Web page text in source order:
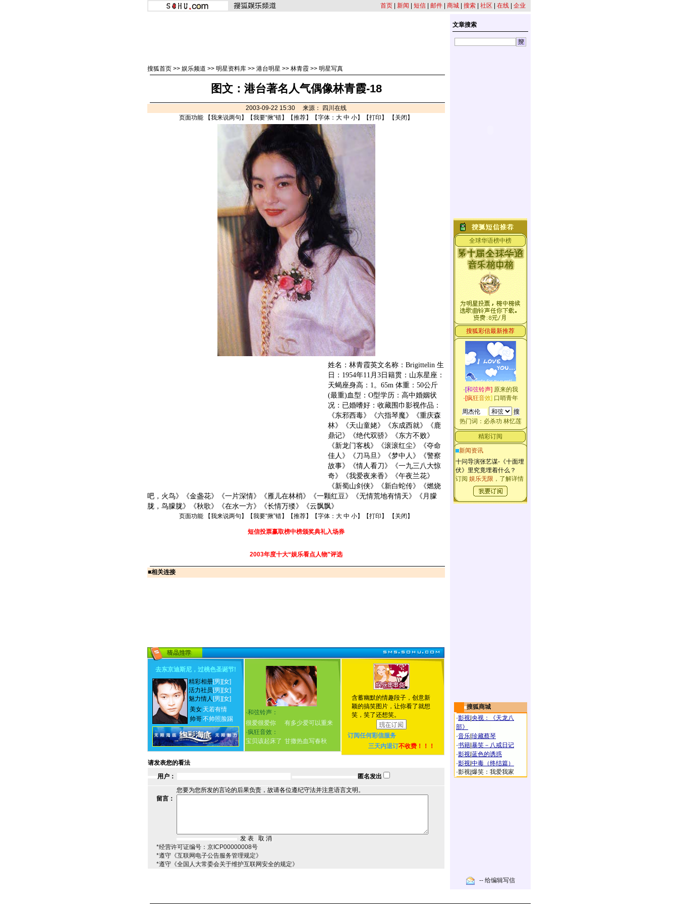
首页 新闻 短信 邮件 商城 搜索 社区 在线 企业
搜狐首页 >> 娱乐频道 >> 明星资料库 >> 港台明星 >> 林青霞 >> 明星写真
图文：港台著名人气偶像林青霞-18
2003-09-22 15:30 来源： 四川在线
页面功能 【我来说两句 】【我要“揪”错】【推荐】【字体： 大 中 小】【打印 】 【 关闭 】
姓名：林青霞英文名称：Brigittelin 生
日：1954年11月3日籍贯：山东星座：
天蝎座身高：1。65m 体重：50公斤
(最重)血型：O型学历：高中婚姻状
况：已婚嗜好：收藏围巾影视作品：
《东邪西毒》《六指琴魔》《重庆森
林》《天山童姥》《东成西就》《鹿
鼎记》《绝代双骄》《东方不败》
《新龙门客栈》《滚滚红尘》《夺命
佳人》《刀马旦》《梦中人》《警察
故事》《情人看刀》《一九三八大惊
奇》《我爱夜来香》《午夜兰花》
《新蜀山剑侠》《新白蛇传》《燃烧
吧，火鸟》《金盏花》《一片深情》《雁儿在林梢》《一颗红豆》《无情荒地有情天》《月朦
胧，鸟朦胧》《秋歌》《在水一方》《长情万缕》《云飘飘》
页面功能 【我来说两句 】【我要“揪”错】【推荐】【字体： 大 中 小】【打印 】 【 关闭 】
短信投票赢取榜中榜颁奖典礼入场券
2003年度十大“娱乐看点人物”评选
■相关连接
去东京迪斯尼，过桃色圣诞节!
精彩相册[男] [女]
活力社员 [男] [女]
魅力情人 [男] [女]
美女 天若有情
帅哥不帅照脸踢
·和弦铃声：
很爱很爱你
有多少爱可以重来
·疯狂音效：
宝贝该起床了 甘撒热血写春秋
含蓄幽默的情趣段子，创意新
颖的搞笑图片，让你看了就想
笑，笑了还想笑。
订阅任何彩信服务
三天内退订不收费！！！
请发表您的看法
用户：
匿名发出
您要为您所发的言论的后果负责，故请各位遵纪守法并注意语言文明。
留言：
*经营许可证编号：京ICP00000008号
*遵守《互联网电子公告服务管理规定》
*遵守《全国人大常委会关于维护互联网安全的规定》
文章搜索
全球华语榜中榜
搜狐彩信最新推荐
·[和弦铃声] 原来的我
·[疯狂音效] 口哨青年
热门词： 必杀功 林忆莲
精彩订阅
新闻资讯
十问导演张艺谋-《十面埋
伏》里究竟埋着什么？
订阅 娱乐无限 ，了解详情
搜狐商城
·影视 央视：《天龙八
部》
·音乐 珍藏蔡琴
·书籍 暴笑－八戒日记
·影视 蓝色的诱惑
·影视 中毒（终结篇）
·影视 爆笑：我爱我家
-- 给编辑写信